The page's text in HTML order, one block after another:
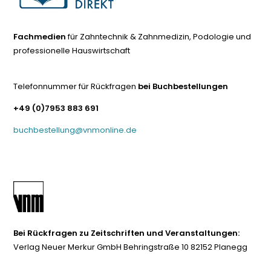
Fachmedienfür Zahntechnik & Zahnmedizin, Podologie und
professionelle Hauswirtschaft
Telefonnummer für Rückfragen bei Buchbestellungen
+49 (0)7953 883 691
buchbestellung@vnmonline.de
Bei Rückfragen zu Zeitschriften und Veranstaltungen:
Verlag Neuer Merkur GmbH Behringstraße 10 82152 Planegg